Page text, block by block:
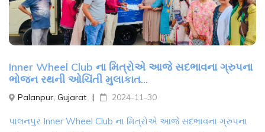
Inner Wheel Club ના મિત્રોએ આજે સદભાવના ગ્રુપના
ભોજન રથની ઓચિંતી મુલાકાત...
Palanpur, Gujarat 2024-11-30
પાલનપુર Inner Wheel Club ના મિત્રોએ આજે સદભાવના ગ્રુપના